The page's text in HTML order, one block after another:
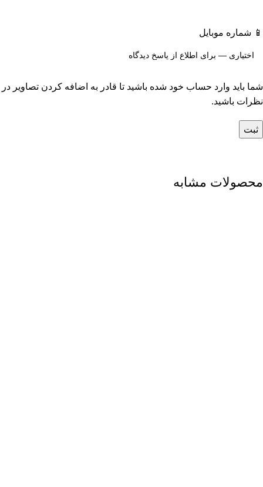
📱 شماره موبایل
شما باید وارد حساب خود شده باشید تا قادر به اضافه کردن تصاویر در
نظرات باشید.
محصولات مشابه